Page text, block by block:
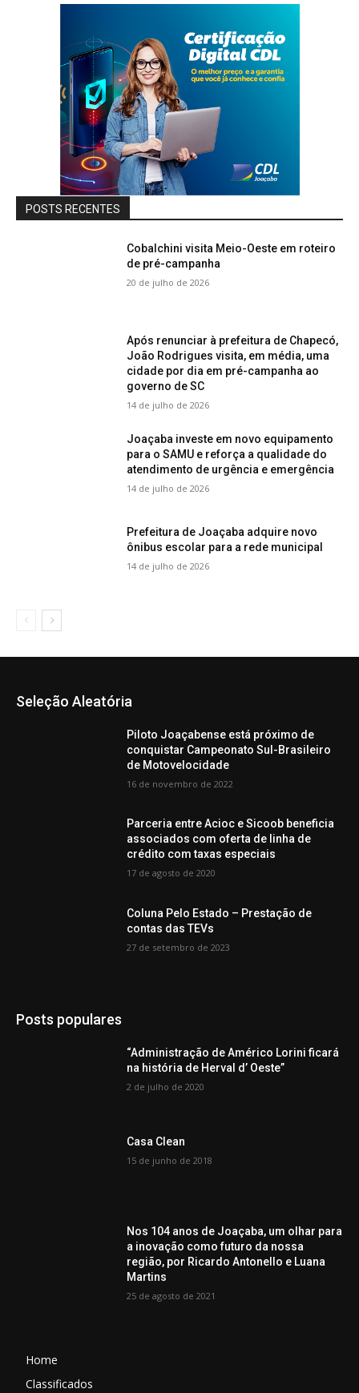
POSTS RECENTES
Cobalchini visita Meio-Oeste em roteiro
de pré-campanha
20 de julho de 2026
Após renunciar à prefeitura de Chapecó,
João Rodrigues visita, em média, uma
cidade por dia em pré-campanha ao
governo de SC
14 de julho de 2026
Joaçaba investe em novo equipamento
para o SAMU e reforça a qualidade do
atendimento de urgência e emergência
14 de julho de 2026
Prefeitura de Joaçaba adquire novo
ônibus escolar para a rede municipal
14 de julho de 2026
Seleção Aleatória
Piloto Joaçabense está próximo de
conquistar Campeonato Sul-Brasileiro
de Motovelocidade
16 de novembro de 2022
Parceria entre Acioc e Sicoob beneficia
associados com oferta de linha de
crédito com taxas especiais
17 de agosto de 2020
Coluna Pelo Estado – Prestação de
contas das TEVs
27 de setembro de 2023
Posts populares
“Administração de Américo Lorini ficará
na história de Herval d’ Oeste”
2 de julho de 2020
Casa Clean
15 de junho de 2018
Nos 104 anos de Joaçaba, um olhar para
a inovação como futuro da nossa
região, por Ricardo Antonello e Luana
Martins
25 de agosto de 2021
Home
Classificados